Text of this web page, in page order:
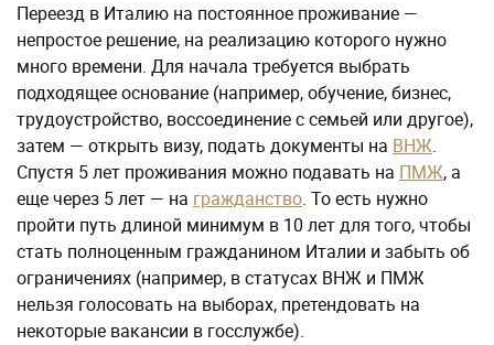
Переезд в Италию на постоянное проживание —
непростое решение, на реализацию которого нужно
много времени. Для начала требуется выбрать
подходящее основание (например, обучение, бизнес,
трудоустройство, воссоединение с семьей или другое),
затем — открыть визу, подать документы на ВНЖ.
Спустя 5 лет проживания можно подавать на ПМЖ, а
еще через 5 лет — на гражданство. То есть нужно
пройти путь длиной минимум в 10 лет для того, чтобы
стать полноценным гражданином Италии и забыть об
ограничениях (например, в статусах ВНЖ и ПМЖ
нельзя голосовать на выборах, претендовать на
некоторые вакансии в госслужбе).